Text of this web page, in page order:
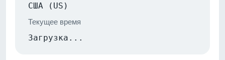
США (US)
Текущее время
Загрузка...